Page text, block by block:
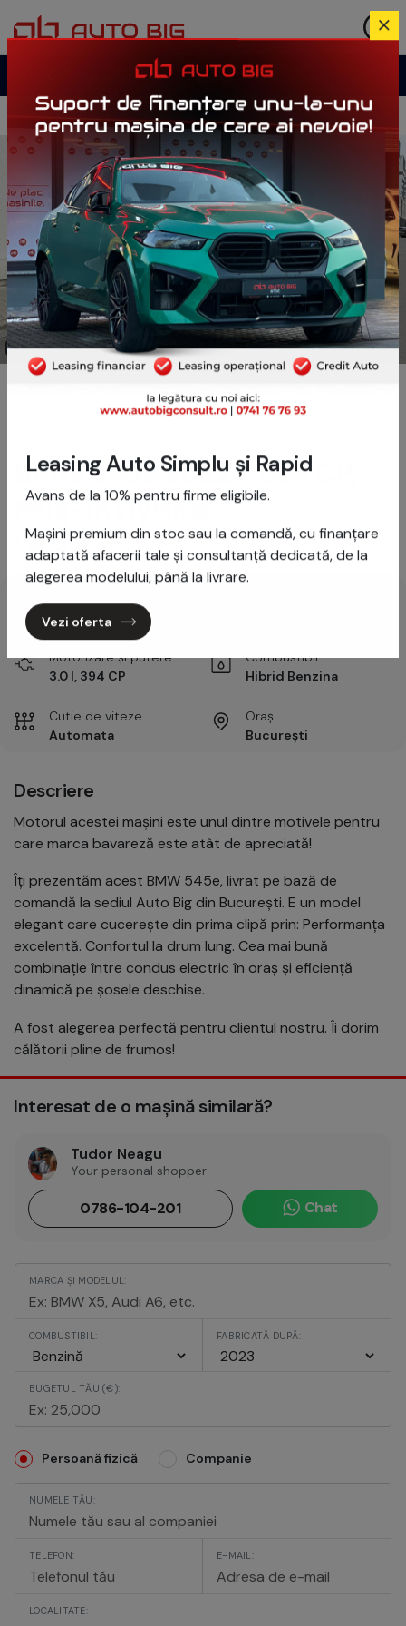
Garanție până la3 ani Istoric complet verificat
Portofoliu mașini
1/27
BMW 545e 2022 - 394 CP,
Plug-in Hybrid
Vândut
2022
Motorizare și putere
3.0 l, 394 CP
Combustibil
Hibrid Benzina
Cutie de viteze
Automata
Oraș
București
Descriere
Motorul acestei mașini este unul dintre motivele pentru
care marca bavareză este atât de apreciată!
Îți prezentăm acest BMW 545e, livrat pe bază de
comandă la sediul Auto Big din București. E un model
elegant care cucerește din prima clipă prin: Performanța
excelentă. Confortul la drum lung. Cea mai bună
combinație între condus electric în oraș și eficiență
dinamică pe șosele deschise.
A fost alegerea perfectă pentru clientul nostru. Îi dorim
călătorii pline de frumos!
Interesat de o mașină similară?
Tudor Neagu
Your personal shopper
0786-104-201 Chat
MARCA ȘI MODELUL:
COMBUSTIBIL: FABRICATĂ DUPĂ:
BUGETUL TĂU (€):
Persoană fizică Companie
NUMELE TĂU:
TELEFON: E-MAIL:
LOCALITATE:
Leasing Auto Simplu și Rapid
Avans de la 10% pentru firme eligibile.
Mașini premium din stoc sau la comandă, cu finanțare
adaptată afacerii tale și consultanță dedicată, de la
alegerea modelului, până la livrare.
Vezi oferta